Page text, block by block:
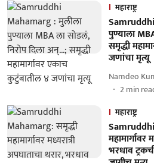
महाराष्ट्र
पुण्याला
समृद्धी
जणांचा मृत्यू
Namdeo
2min
महाराष्ट्र
महामार्गावर
भरधाव